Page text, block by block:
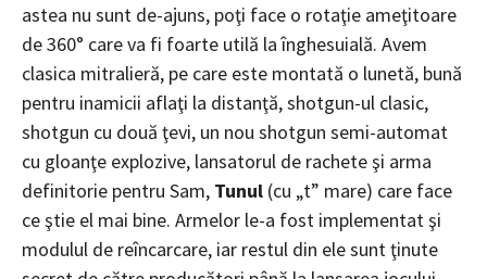
astea nu sunt de-ajuns, poţi face o rotaţie ameţitoare
de 360° care va fi foarte utilă la înghesuială. Avem
clasica mitralieră, pe care este montată o lunetă, bună
pentru inamicii aflaţi la distanţă, shotgun-ul clasic,
shotgun cu două ţevi, un nou shotgun semi-automat
cu gloanţe explozive, lansatorul de rachete şi arma
definitorie pentru Sam, Tunul (cu „t” mare) care face
ce ştie el mai bine. Armelor le-a fost implementat şi
modulul de reîncarcare, iar restul din ele sunt ţinute